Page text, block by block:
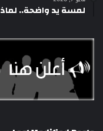
لمسة يد واضحة..